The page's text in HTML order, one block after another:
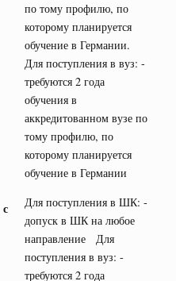
по тому профилю, по
которому планируется
обучение в Германии.
Для поступления в вуз: -
требуются 2 года
обучения в
аккредитованном вузе по
тому профилю, по
которому планируется
обучение в Германии
с
Для поступления в ШК: -
допуск в ШК на любое
направление Для
поступления в вуз: -
требуются 2 года